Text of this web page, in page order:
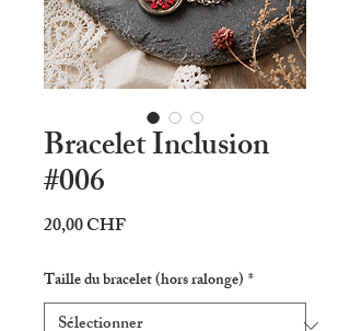
Bracelet Inclusion
#006
20,00 CHFPrix
Taille du bracelet (hors ralonge) *